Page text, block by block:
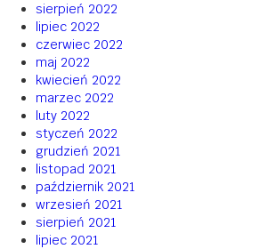
sierpień 2022
lipiec 2022
czerwiec 2022
maj 2022
kwiecień 2022
marzec 2022
luty 2022
styczeń 2022
grudzień 2021
listopad 2021
październik 2021
wrzesień 2021
sierpień 2021
lipiec 2021